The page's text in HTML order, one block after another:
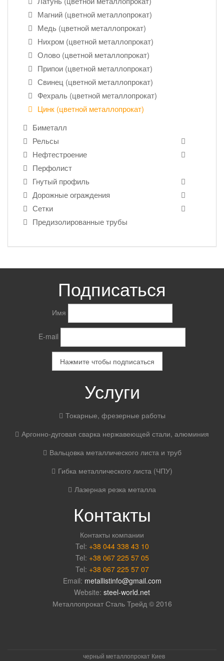
Магний (цветной металлопрокат)
Медь (цветной металлопрокат)
Нихром (цветной металлопрокат)
Олово (цветной металлопрокат)
Припои (цветной металлопрокат)
Свинец (цветной металлопрокат)
Фехраль (цветной металлопрокат)
Цинк (цветной металлопрокат)
Биметалл
Рельсы
Нефтестроение
Перфолист
Гнутый профиль
Дорожные ограждения
Сетки
Предизолированные трубы
Подписаться
Имя
E-mail
Услуги
Токарные, фрезерные работы
Аргонно-дуговая сварка нержавеющей стали, алюминия
Вальцовка металлического листа и труб
Гибка металлического листа (ЧПУ)
Лазерная резка металла
Контакты
Контакты компании
Tel: +38 044 338 43 10
Tel: +38 067 225 57 05
Tel: +38 067 225 57 07
Email: metallistinfo@gmail.com
Website: steel-world.net
Металлопрокат Сталь Трейд © 2016
черный металлопрокат Киев